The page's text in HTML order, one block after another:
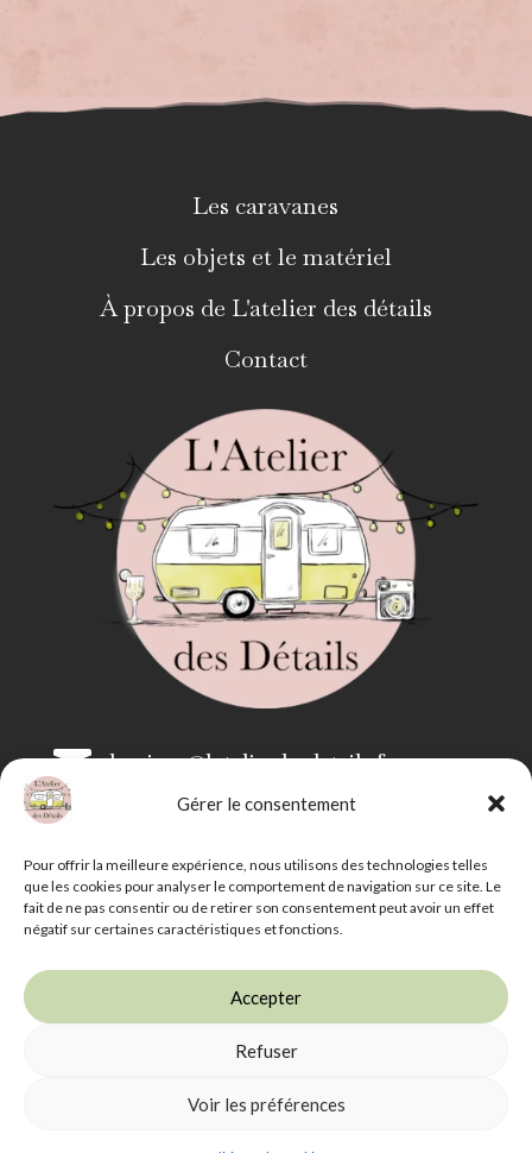
Gérer le consentement
Pour offrir la meilleure expérience, nous utilisons des technologies telles
que les cookies pour analyser le comportement de navigation sur ce site. Le
fait de ne pas consentir ou de retirer son consentement peut avoir un effet
négatif sur certaines caractéristiques et fonctions.
Accepter
Refuser
Voir les préférences
Les caravanes
Les objets et le matériel
À propos de L'atelier des détails
Contact
 bonjour@latelierdesdetails.fr
Livraison et retrait